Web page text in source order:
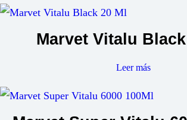
Marvet Vitalu
Leer más